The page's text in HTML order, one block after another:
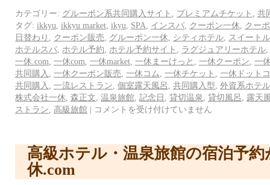
カテゴリー: グルーポン系共同購入サイト プレミアムチケット
共
タグ: ikkyu ikkyu market ikyu SPA インスパ クーポン一休
クー
日替わり
クーポン販売 グルーポン一休 シティホテル
スイート
ホテルスパ ホテル予約 ホテル予約サイト ラグジュアリーホテル
一休.com 一休com 一休market 一休まーけっと 一休クーポン 一
共同購入
一休クーポン販売 一休コム 一休チケット
一休ドット
共同購入
一流レストラン 個室露天風呂 共同購入型 外資系ホテル
株式会社一休 森正文 温泉旅館 記念日 貸切温泉 貸切風呂
露天
ストラン
高級旅館 | コメントを受け付けていません
高級ホテル・温泉旅館の宿泊予
休.com